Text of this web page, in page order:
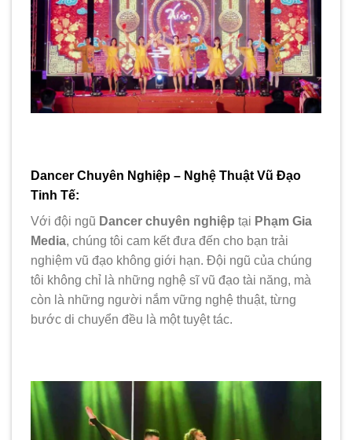
Dancer Chuyên Nghiệp – Nghệ Thuật Vũ Đạo
Tinh Tế:
Với đội ngũ Dancer chuyên nghiệp tại Phạm Gia
Media, chúng tôi cam kết đưa đến cho bạn trải
nghiệm vũ đạo không giới hạn. Đội ngũ của chúng
tôi không chỉ là những nghệ sĩ vũ đạo tài năng, mà
còn là những người nắm vững nghệ thuật, từng
bước di chuyển đều là một tuyệt tác.